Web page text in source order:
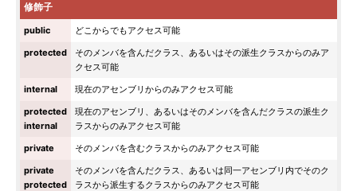
修飾子
public
どこからでもアクセス可能
protected
そのメンバを含んだクラス、あるいはその派生クラスからのみア
クセス可能
internal
現在のアセンブリからのみアクセス可能
protected
internal
現在のアセンブリ、あるいはそのメンバを含んだクラスの派生ク
ラスからのみアクセス可能
private
そのメンバを含むクラスからのみアクセス可能
private
protected
そのメンバを含んだクラス、あるいは同一アセンブリ内でそのク
ラスから派生するクラスからのみアクセス可能